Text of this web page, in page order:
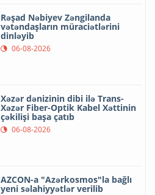
Rəşad Nəbiyev Zəngilanda
vətəndaşların müraciətlərini
dinləyib
06-08-2026
Xəzər dənizinin dibi ilə Trans-
Xəzər Fiber-Optik Kabel Xəttinin
çəkilişi başa çatıb
06-08-2026
AZCON-a "Azərkosmos"la bağlı
yeni səlahiyyətlər verilib